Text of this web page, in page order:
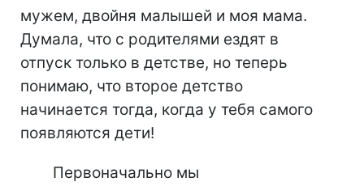
мужем, двойня малышей и моя мама.
Думала, что с родителями ездят в
отпуск только в детстве, но теперь
понимаю, что второе детство
начинается тогда, когда у тебя самого
появляются дети!
Первоначально мы